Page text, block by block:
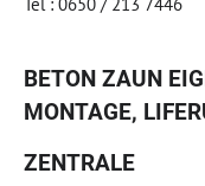
BETON ZAUN
MONTAGE,
ZENTRALE